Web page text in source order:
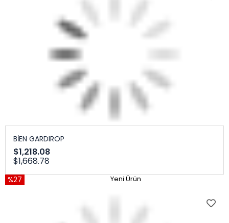
BİEN GARDIROP
$1,218.08
$1,668.78
%27 Yeni Ürün